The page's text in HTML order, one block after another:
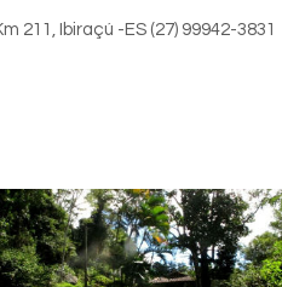
211, Ibiraçú -ES (27) 99942-3831